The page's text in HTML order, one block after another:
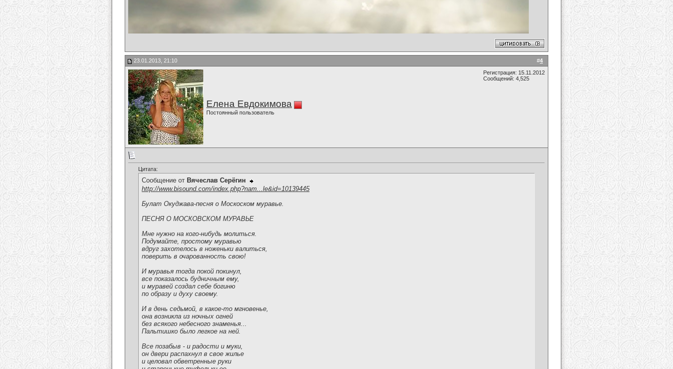
#4
23.01.2013, 21:10
Елена Евдокимова
Постоянный пользователь
Регистрация: 15.11.2012
Сообщений: 4,525
Цитата:
Сообщение от Вячеслав Серёгин
http://www.bisound.com/index.php?nam...le&id=10139445
Булат Окуджава-песня о Москоском муравье.
ПЕСНЯ О МОСКОВСКОМ МУРАВЬЕ
Мне нужно на кого-нибудь молиться.
Подумайте, простому муравью
вдруг захотелось в ноженьки валиться,
поверить в очарованность свою!
И муравья тогда покой покинул,
все показалось будничным ему,
и муравей создал себе богиню
по образу и духу своему.
И в день седьмой, в какое-то мгновенье,
она возникла из ночных огней
без всякого небесного знаменья...
Пальтишко было легкое на ней.
Все позабыв - и радости и муки,
он двери распахнул в свое жилье
и целовал обветренные руки